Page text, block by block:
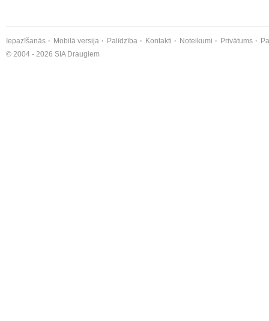
Iepazīšanās Mobilā versija Palīdzība Kontakti Noteikumi Privātums
© 2004 - 2026 SIA Draugiem